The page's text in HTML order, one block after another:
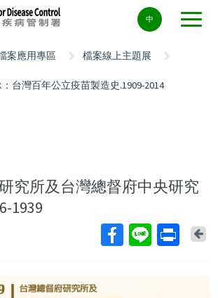
中
案應用專區 檔案線上主題展
台灣百年公立疫苗製造史.1909-2014
究所及台灣總督府中央研究
1939